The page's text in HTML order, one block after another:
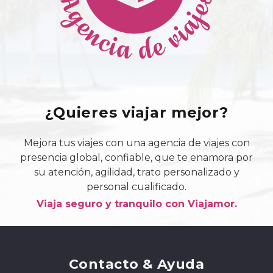
¿Quieres viajar mejor?
Mejora tus viajes con una agencia de viajes con
presencia global, confiable, que te enamora por
su atención, agilidad, trato personalizado y
personal cualificado.
Viaja seguro y tranquilo con Viajamor.
Contacto & Ayuda